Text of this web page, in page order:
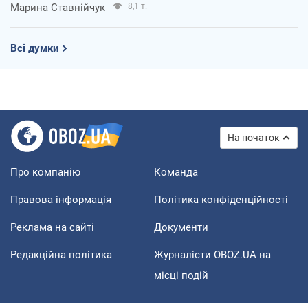
Марина Ставнійчук 8,1 т.
Всі думки
На початок
Про компанію Команда
Правова інформація Політика конфіденційності
Реклама на сайті Документи
Редакційна політика
Журналісти OBOZ.UA на
місці подій